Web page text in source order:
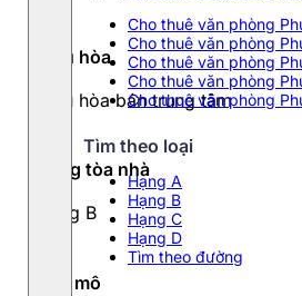
Cho thuê văn phòng
Cho thuê văn phòng
Cho thuê văn phòng
Cho thuê văn phòng
Cho thuê văn phòng
Tìm theo loại
Hạng A
Hạng B
Hạng C
Hạng D
Tìm theo đường
Điều hòa
Điều hòa bán trung tâm
Hạng tòa nhà
Hạng B
Quy mô